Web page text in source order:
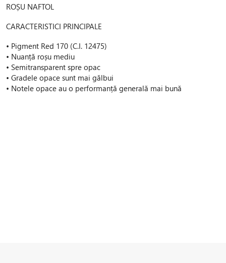
ROȘU NAFTOL
CARACTERISTICI PRINCIPALE
• Pigment Red 170 (C.I. 12475)
• Nuanță roșu mediu
• Semitransparent spre opac
• Gradele opace sunt mai gălbui
• Notele opace au o performanță generală mai bună